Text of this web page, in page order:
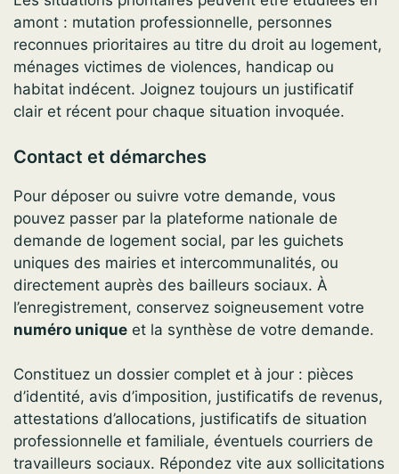
amont : mutation professionnelle, personnes
reconnues prioritaires au titre du droit au logement,
ménages victimes de violences, handicap ou
habitat indécent. Joignez toujours un justificatif
clair et récent pour chaque situation invoquée.
Contact et démarches
Pour déposer ou suivre votre demande, vous
pouvez passer par la plateforme nationale de
demande de logement social, par les guichets
uniques des mairies et intercommunalités, ou
directement auprès des bailleurs sociaux. À
l’enregistrement, conservez soigneusement votre
numéro unique et la synthèse de votre demande.
Constituez un dossier complet et à jour : pièces
d’identité, avis d’imposition, justificatifs de revenus,
attestations d’allocations, justificatifs de situation
professionnelle et familiale, éventuels courriers de
travailleurs sociaux. Répondez vite aux sollicitations